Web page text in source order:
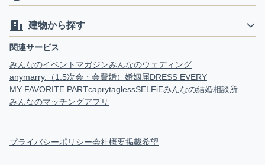
建物から探す
関連サービス
みんなのイベントマガジンみんなのウェディング
anymarry.（1.5次会・会費婚） 婚姻届DRESS EVERY
MY FAVORITE PARTcaprytaglessSELFiEみんなの結婚相談所
みんなのマッチングアプリ
プライバシーポリシー会社概要掲載希望